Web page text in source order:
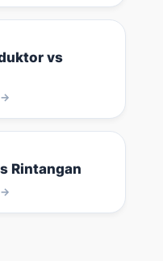
vs
→
Rintangan
→